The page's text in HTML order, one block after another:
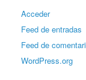
Acceder
Feed de entradas
Feed de
WordPress.org